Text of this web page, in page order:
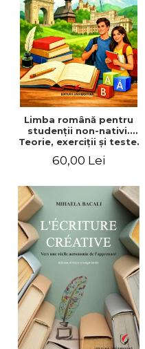
ADMINISTRATIVE
ȘTIINȚE ECONOMICE
ȘTIINȚE EXACTE
EDUCAȚIE FIZICĂ ȘI SPORT
PREUNIVERSITARIA
TIMP LIBER
ÎN CURS DE APARIȚIE
NOUTĂȚI
PACHETE DE STUDIU
ULTIMELE EXEMPLARE
Cum Cumpăr
Livrare
Politica de Retur
Formular de Retur
Distribuitori
Limba română pentru
studenţii non-nativi.
Teorie, exerciţii şi teste.
60,00 Lei